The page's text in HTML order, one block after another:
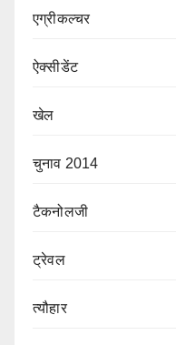
एग्रीकल्चर
ऐक्सीडेंट
खेल
चुनाव 2014
टैकनोलजी
ट्रेवल
त्यौहार